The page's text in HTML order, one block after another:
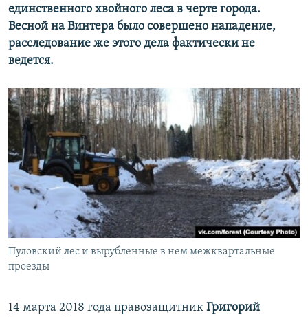
единственного хвойного леса в черте города.
Весной на Винтера было совершено нападение,
расследование же этого дела фактически не
ведется.
Пуловский лес и вырубленные в нем межквартальные
проезды
​14 марта 2018 года правозащитник Григорий